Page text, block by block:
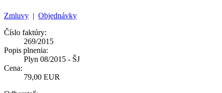
Zmluvy | Objednávky
Číslo faktúry:
269/2015
Popis plnenia:
Plyn 08/2015 - ŠJ
Cena:
79,00 EUR